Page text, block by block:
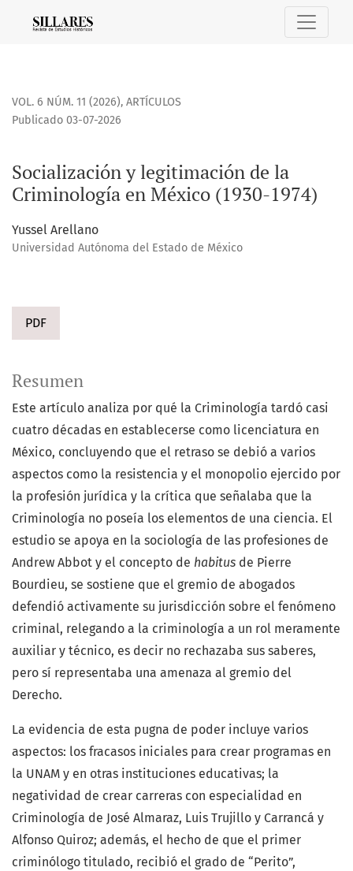
Socialización y legitimación de la Criminología en México
VOL. 6 NÚM. 11 (2026), ARTÍCULOS
Socialización y legitimación de la
Criminología en México (1930-1974)
Publicado 03-07-2026
Yussel Arellano
Universidad Autónoma del Estado de México
PDF
Resumen
Este artículo analiza por qué la Criminología tardó casi
cuatro décadas en establecerse como licenciatura en
México, concluyendo que el retraso se debió a varios
aspectos como la resistencia y el monopolio ejercido por
la profesión jurídica y la crítica que señalaba que la
Criminología no poseía los elementos de una ciencia. El
estudio se apoya en la sociología de las profesiones de
Andrew Abbot y el concepto de habitus de Pierre
Bourdieu, se sostiene que el gremio de abogados
defendió activamente su jurisdicción sobre el fenómeno
criminal, relegando a la criminología a un rol meramente
auxiliar y técnico, es decir no rechazaba sus saberes,
pero sí representaba una amenaza al gremio del
Derecho.
La evidencia de esta pugna de poder incluye varios
aspectos: los fracasos iniciales para crear programas en
la UNAM y en otras instituciones educativas; la
negatividad de crear carreras con especialidad en
Criminología de José Almaraz, Luis Trujillo y Carrancá y
Alfonso Quiroz; además, el hecho de que el primer
criminólogo titulado, recibió el grado de “Perito”,